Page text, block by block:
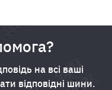
на всі ваші
відповідні шини.